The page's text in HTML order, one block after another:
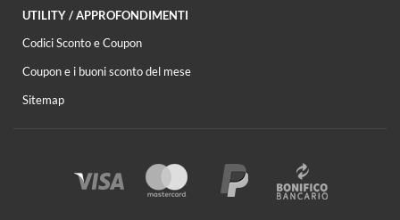
UTILITY / APPROFONDIMENTI
Codici Sconto e Coupon
Coupon e i buoni sconto del mese
Sitemap